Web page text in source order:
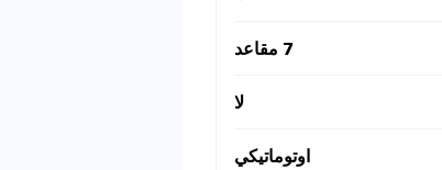
7 مقاعد
لا
اوتوماتيكي